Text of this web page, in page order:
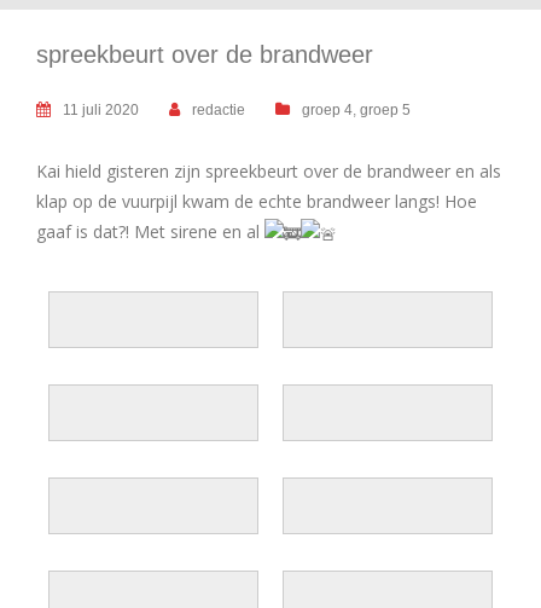
spreekbeurt over de brandweer
11 juli 2020 redactie groep 4 groep 5
Kai hield gisteren zijn spreekbeurt over de brandweer en als
klap op de vuurpijl kwam de echte brandweer langs! Hoe
gaaf is dat?! Met sirene en al